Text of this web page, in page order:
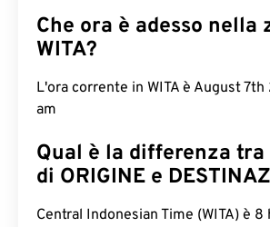
Che ora è adesso nella
WITA?
L'ora corrente in WITA è August
am
Qual è la differenza
di ORIGINE e
Central Indonesian Time (WITA) è 8